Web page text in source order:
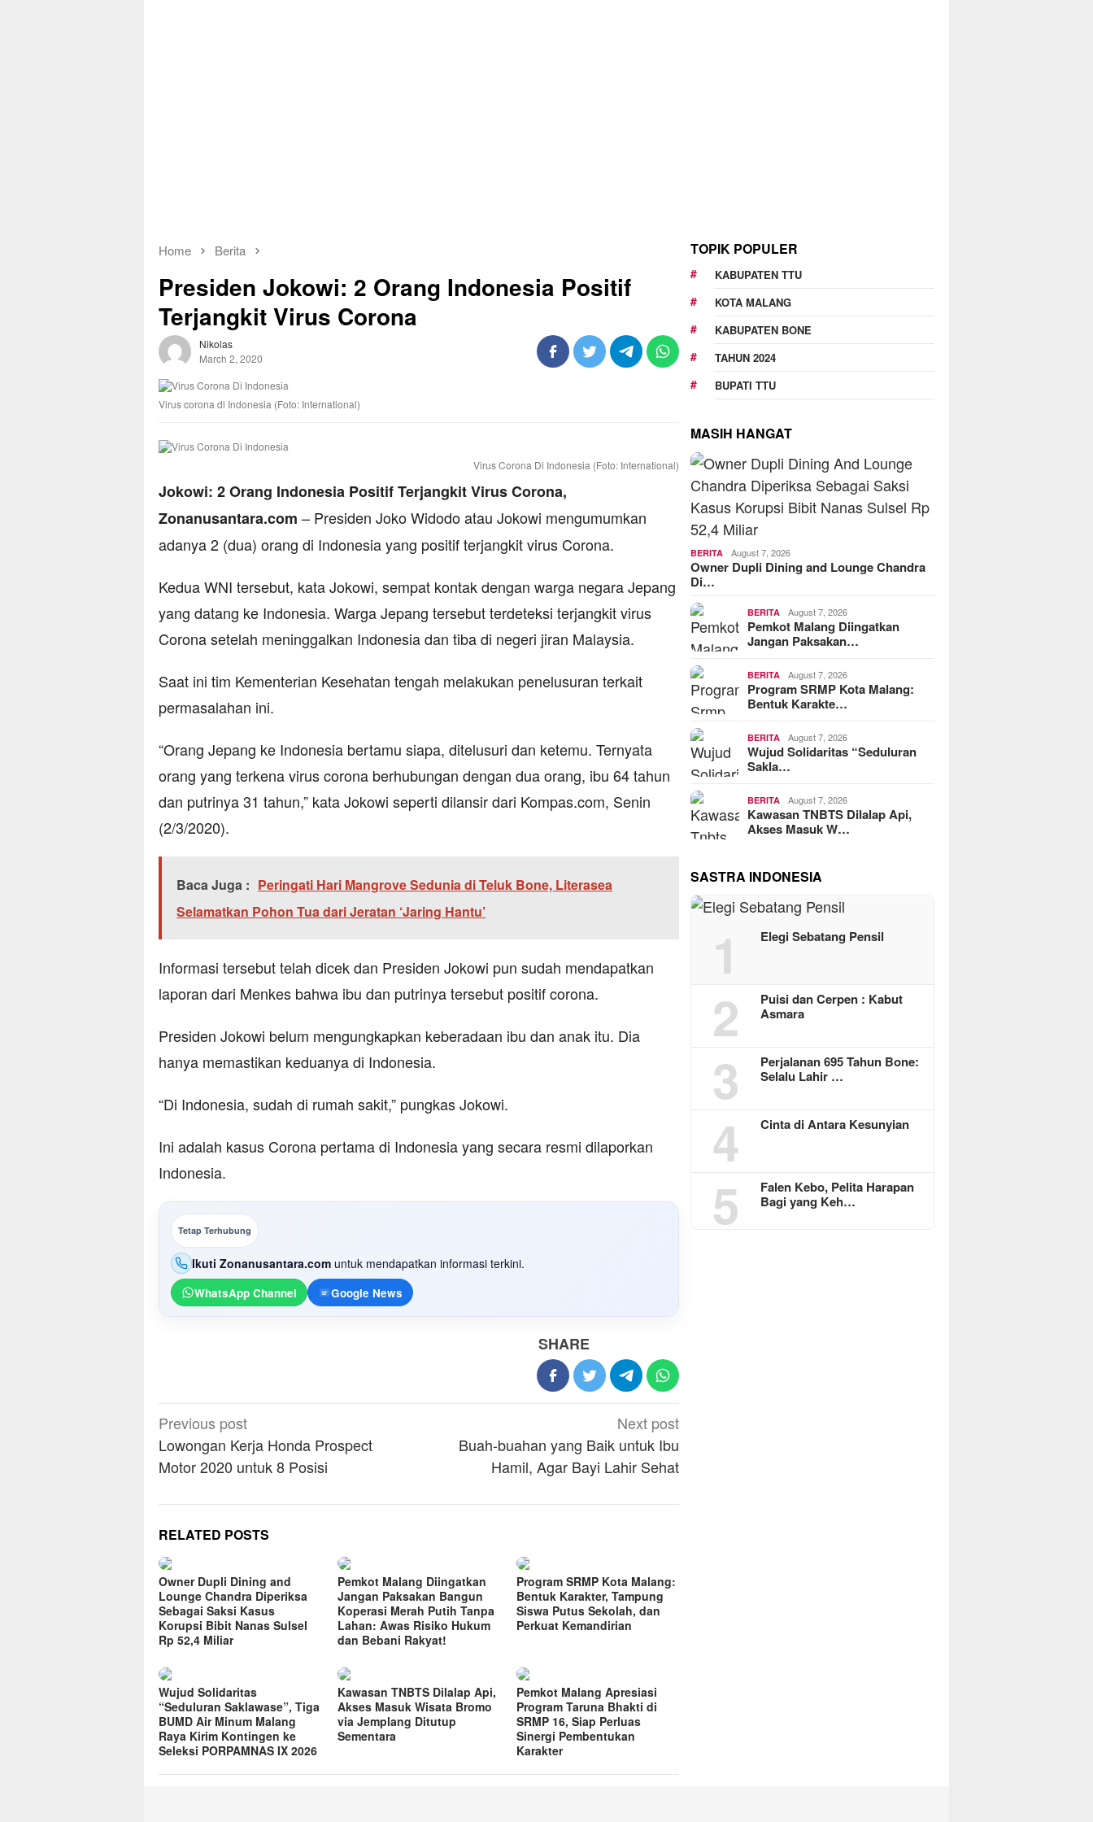
Home Berita
Presiden Jokowi: 2 Orang Indonesia Positif
Terjangkit Virus Corona
Nikolas
March 2, 2020
Virus corona di Indonesia (Foto: International)
Virus Corona Di Indonesia (Foto: International)
Jokowi: 2 Orang Indonesia Positif Terjangkit Virus Corona,
Zonanusantara.com – Presiden Joko Widodo atau Jokowi mengumumkan
adanya 2 (dua) orang di Indonesia yang positif terjangkit virus Corona.
Kedua WNI tersebut, kata Jokowi, sempat kontak dengan warga negara Jepang
yang datang ke Indonesia. Warga Jepang tersebut terdeteksi terjangkit virus
Corona setelah meninggalkan Indonesia dan tiba di negeri jiran Malaysia.
Saat ini tim Kementerian Kesehatan tengah melakukan penelusuran terkait
permasalahan ini.
“Orang Jepang ke Indonesia bertamu siapa, ditelusuri dan ketemu. Ternyata
orang yang terkena virus corona berhubungan dengan dua orang, ibu 64 tahun
dan putrinya 31 tahun,” kata Jokowi seperti dilansir dari Kompas.com, Senin
(2/3/2020).
Baca Juga : Peringati Hari Mangrove Sedunia di Teluk Bone, Literasea
Selamatkan Pohon Tua dari Jeratan ‘Jaring Hantu’
Informasi tersebut telah dicek dan Presiden Jokowi pun sudah mendapatkan
laporan dari Menkes bahwa ibu dan putrinya tersebut positif corona.
Presiden Jokowi belum mengungkapkan keberadaan ibu dan anak itu. Dia
hanya memastikan keduanya di Indonesia.
“Di Indonesia, sudah di rumah sakit,” pungkas Jokowi.
Ini adalah kasus Corona pertama di Indonesia yang secara resmi dilaporkan
Indonesia.
Tetap Terhubung
Ikuti Zonanusantara.com untuk mendapatkan informasi terkini.
WhatsApp Channel Google News
SHARE
Post
navigation
Previous post
Lowongan Kerja Honda Prospect
Motor 2020 untuk 8 Posisi
Next post
Buah-buahan yang Baik untuk Ibu
Hamil, Agar Bayi Lahir Sehat
RELATED POSTS
Owner Dupli Dining and
Lounge Chandra Diperiksa
Sebagai Saksi Kasus
Korupsi Bibit Nanas Sulsel
Rp 52,4 Miliar
Pemkot Malang Diingatkan
Jangan Paksakan Bangun
Koperasi Merah Putih Tanpa
Lahan: Awas Risiko Hukum
dan Bebani Rakyat!
Program SRMP Kota Malang:
Bentuk Karakter, Tampung
Siswa Putus Sekolah, dan
Perkuat Kemandirian
Wujud Solidaritas
“Seduluran Saklawase”, Tiga
BUMD Air Minum Malang
Raya Kirim Kontingen ke
Seleksi PORPAMNAS IX 2026
Kawasan TNBTS Dilalap Api,
Akses Masuk Wisata Bromo
via Jemplang Ditutup
Sementara
Pemkot Malang Apresiasi
Program Taruna Bhakti di
SRMP 16, Siap Perluas
Sinergi Pembentukan
Karakter
TOPIK POPULER
KABUPATEN TTU
KOTA MALANG
KABUPATEN BONE
TAHUN 2024
BUPATI TTU
MASIH HANGAT
BERITA August 7, 2026
Owner Dupli Dining and Lounge Chandra
Di…
BERITA August 7, 2026
Pemkot Malang Diingatkan
Jangan Paksakan…
BERITA August 7, 2026
Program SRMP Kota Malang:
Bentuk Karakte…
BERITA August 7, 2026
Wujud Solidaritas “Seduluran
Sakla…
BERITA August 7, 2026
Kawasan TNBTS Dilalap Api,
Akses Masuk W…
SASTRA INDONESIA
1 Elegi Sebatang Pensil
2
Puisi dan Cerpen : Kabut
Asmara
3
Perjalanan 695 Tahun Bone:
Selalu Lahir …
4 Cinta di Antara Kesunyian
5
Falen Kebo, Pelita Harapan
Bagi yang Keh…